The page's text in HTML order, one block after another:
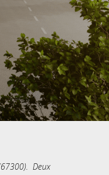
Deux